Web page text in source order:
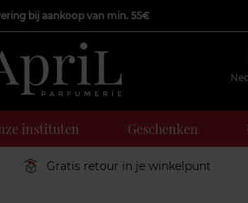
bij aankoop van min. 55€
instituten Geschenken
Gratis retour in je winkelpunt